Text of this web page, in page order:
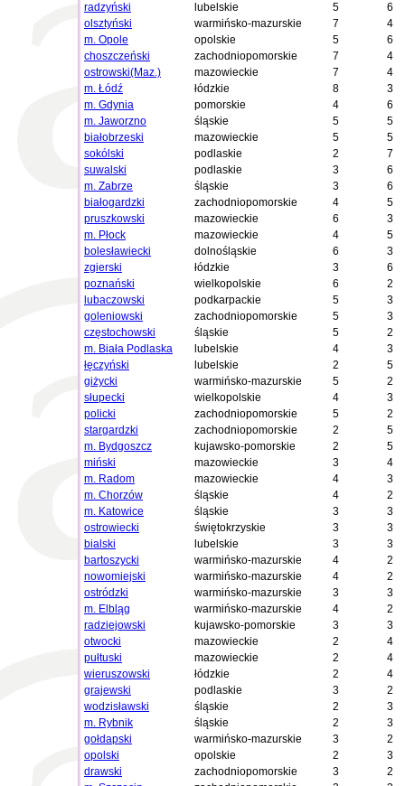
radzyński
lubelskie 5
6
olsztyński
warmińsko-mazurskie 7
4
m. Opole
opolskie 5
6
choszczeński
zachodniopomorskie 7
4
ostrowski(Maz.)
mazowieckie 7
4
m. Łódź
łódzkie 8
3
m. Gdynia
pomorskie 4
6
m. Jaworzno
śląskie 5
5
białobrzeski
mazowieckie 5
5
sokólski
podlaskie 2
7
suwalski
podlaskie 3
6
m. Zabrze
śląskie 3
6
białogardzki
zachodniopomorskie 4
5
pruszkowski
mazowieckie 6
3
m. Płock
mazowieckie 4
5
bolesławiecki
dolnośląskie 6
3
zgierski
łódzkie 3
6
poznański
wielkopolskie 6
2
lubaczowski
podkarpackie 5
3
goleniowski
zachodniopomorskie 5
3
częstochowski
śląskie 5
2
m. Biała Podlaska
lubelskie 4
3
łęczyński
lubelskie 2
5
giżycki
warmińsko-mazurskie 5
2
słupecki
wielkopolskie 4
3
policki
zachodniopomorskie 5
2
stargardzki
zachodniopomorskie 2
5
m. Bydgoszcz
kujawsko-pomorskie 2
5
miński
mazowieckie 3
4
m. Radom
mazowieckie 4
3
m. Chorzów
śląskie 4
2
m. Katowice
śląskie 3
3
ostrowiecki
świętokrzyskie 3
3
bialski
lubelskie 3
3
bartoszycki
warmińsko-mazurskie 4
2
nowomiejski
warmińsko-mazurskie 4
2
ostródzki
warmińsko-mazurskie 3
3
m. Elbląg
warmińsko-mazurskie 4
2
radziejowski
kujawsko-pomorskie 3
3
otwocki
mazowieckie 2
4
pułtuski
mazowieckie 2
4
wieruszowski
łódzkie 2
4
grajewski
podlaskie 3
2
wodzisławski
śląskie 2
3
m. Rybnik
śląskie 2
3
gołdapski
warmińsko-mazurskie 3
2
opolski
opolskie 2
3
drawski
zachodniopomorskie 3
2